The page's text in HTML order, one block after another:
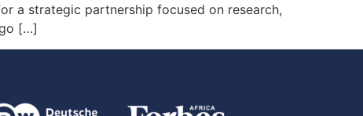
a strategic partnership focused on research,
[…]